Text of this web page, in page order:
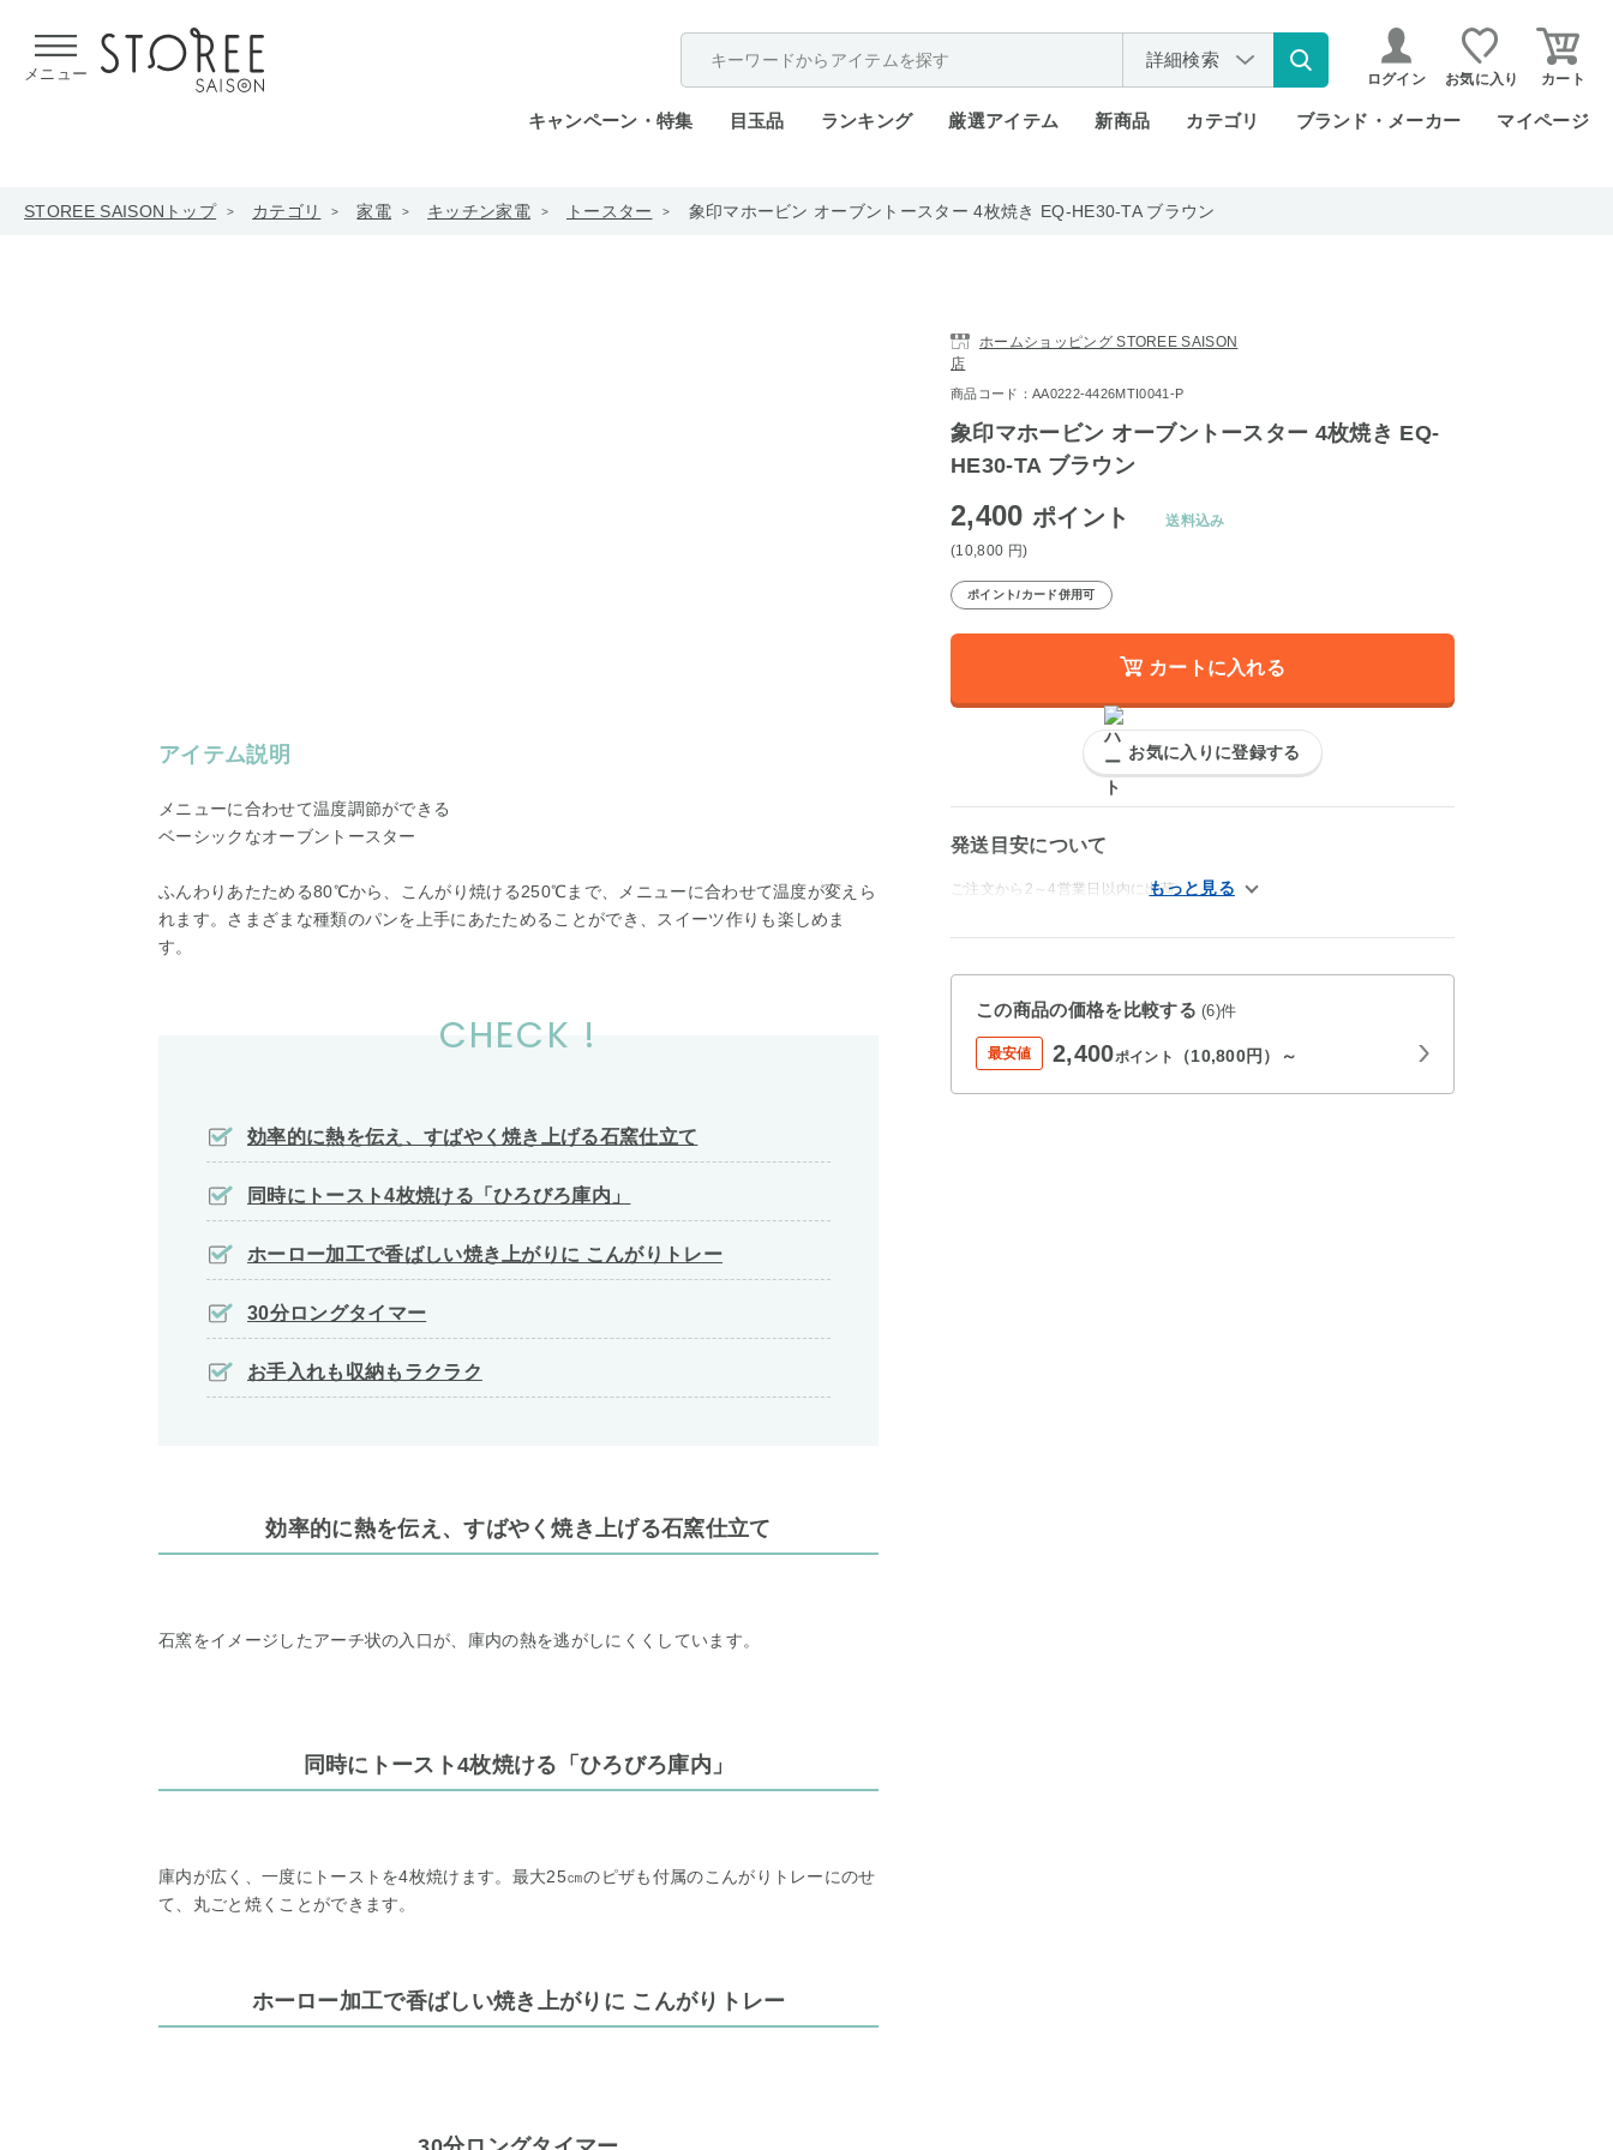
メニュー
詳細検索
ログイン お気に入り カート
キャンペーン・特集 目玉品 ランキング 厳選アイテム 新商品 カテゴリ ブランド・メーカー マイページ
STOREE SAISONトップ カテゴリ 家電 キッチン家電 トースター 象印マホービン オーブントースター 4枚焼き EQ-HE30-TA ブラウン
アイテム説明
メニューに合わせて温度調節ができる
ベーシックなオーブントースター
ふんわりあたためる80℃から、こんがり焼ける250℃まで、メニューに合わせて温度が変えら
れます。さまざまな種類のパンを上手にあたためることができ、スイーツ作りも楽しめま
す。
CHECK !
効率的に熱を伝え、すばやく焼き上げる石窯仕立て
同時にトースト4枚焼ける「ひろびろ庫内」
ホーロー加工で香ばしい焼き上がりに こんがりトレー
30分ロングタイマー
お手入れも収納もラクラク
効率的に熱を伝え、すばやく焼き上げる石窯仕立て
石窯をイメージしたアーチ状の入口が、庫内の熱を逃がしにくくしています。
同時にトースト4枚焼ける「ひろびろ庫内」
庫内が広く、一度にトーストを4枚焼けます。最大25㎝のピザも付属のこんがりトレーにのせ
て、丸ごと焼くことができます。
ホーロー加工で香ばしい焼き上がりに こんがりトレー
ホームショッピング STOREE SAISON
店
商品コード：AA0222-4426MTI0041-P
象印マホービン オーブントースター 4枚焼き EQ-
HE30-TA ブラウン
2,400 ポイント
(10,800 円)
送料込み
ポイント/カード併用可
カートに入れる
お気に入りに登録する
発送目安について
ご注文から2～4営業日以内に出荷
この商品の価格を比較する(6)件
最安値 2,400ポイント （10,800円）～